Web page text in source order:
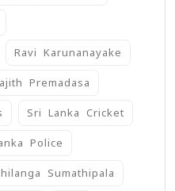
Ravi Karunanayake
Premadasa
Sri Lanka Cricket
Police
Sumathipala